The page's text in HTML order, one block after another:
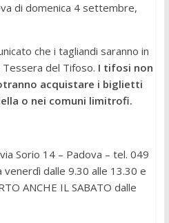
di domenica 4 settembre,
che i tagliandi saranno in
del Tifoso. I tifosi non
acquistare i biglietti
o nei comuni limitrofi.
Sorio 14 – Padova – tel. 049
dalle 9.30 alle 13.30 e
ANCHE IL SABATO dalle